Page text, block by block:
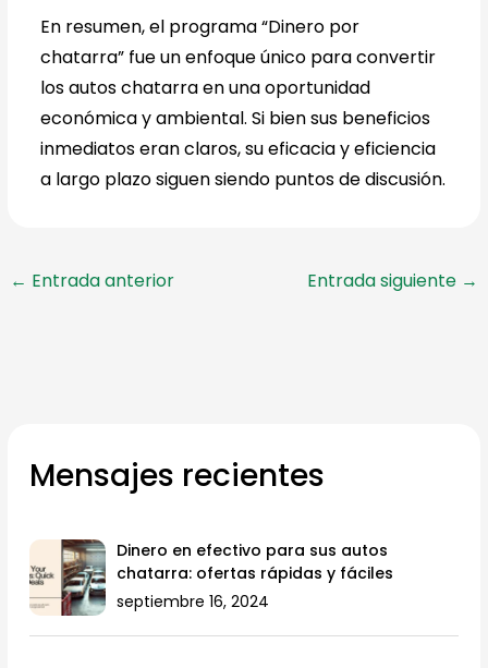
En resumen, el programa “Dinero por
chatarra” fue un enfoque único para convertir
los autos chatarra en una oportunidad
económica y ambiental. Si bien sus beneficios
inmediatos eran claros, su eficacia y eficiencia
a largo plazo siguen siendo puntos de discusión.
← Entrada anterior Entrada siguiente →
Mensajes recientes
Dinero en efectivo para sus autos
chatarra: ofertas rápidas y fáciles
septiembre 16, 2024